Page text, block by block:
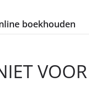
boekhouden
VOOR